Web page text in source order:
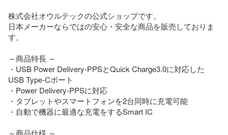
株式会社オウルテックの公式ショップです。
日本メーカーならではの安心・安全な商品を販売しておりま
す。
～商品特長 ～
・USB Power Delivery-PPSとQuick Charge3.0に対応した
USB Type-Cポート
・Power Delivery-PPSに対応
・タブレットやスマートフォンを2台同時に充電可能
・自動で機器に最適な充電をするSmart IC
～商品仕様 ～